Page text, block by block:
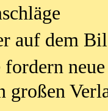
auf dem
neue